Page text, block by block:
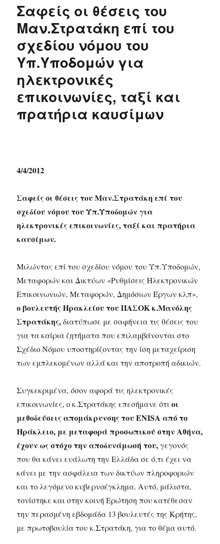
Σαφείς οι θέσεις του
Μαν.Στρατάκη επί του
σχεδίου νόμου του
Υπ.Υποδομών για
ηλεκτρονικές
επικοινωνίες, ταξί και
πρατήρια καυσίμων
4/4/2012
Σαφείς οι θέσεις του Μαν.Στρατάκη επί του
σχεδίου νόμου του Υπ.Υποδομών για
ηλεκτρονικές επικοινωνίες, ταξί και πρατήρια
καυσίμων.
Μιλώντας επί του σχεδίου νόμου του Υπ.Υποδομών,
Μεταφορών και Δικτύων «Ρυθμίσεις Ηλεκτρονικών
Επικοινωνιών, Μεταφορών, Δημόσιων Έργων κλπ»,
ο βουλευτής Ηρακλείου του ΠΑΣΟΚ κ.Μανόλης
Στρατάκης,διατύπωσε με σαφήνεια τις θέσεις του
για τα καίρια ζητήματα που επιλαμβάνονται στο
Σχέδιο Νόμου υποστηρίζοντας την ίση μεταχείριση
των εμπλεκομένων αλλά και την αποτροπή αδικιών.
Συγκεκριμένα, όσον αφορά τις ηλεκτρονικές
επικοινωνίες, ο κ.Στρατάκης επεσήμανε ότιοι
μεθοδεύσεις απομάκρυνσης του ENISA από το
Ηράκλειο, με μεταφορά προσωπικού στην Αθήνα,
έχουν ως στόχο την αποδυνάμωσή του,γεγονός
που θα κάνει ευάλωτη την Ελλάδα σε ό,τι έχει να
κάνει με την ασφάλεια των δικτύων πληροφοριών
και το λεγόμενο κυβερνοέγκλημα. Αυτό, μάλιστα,
τονίστηκε και στην κοινή Ερώτηση που κατέθεσαν
την περασμένη εβδομάδα 13 βουλευτές της Κρήτης,
με πρωτοβουλία του κ.Στρατάκη, για το θέμα αυτό.